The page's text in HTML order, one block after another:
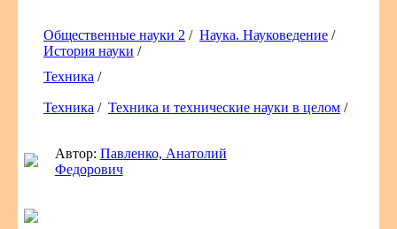
Общественные науки 2 / Наука. Науковедение /
История науки /
Техника /
Техника / Техника и технические науки в целом /
Автор: Павленко, Анатолий
Федорович